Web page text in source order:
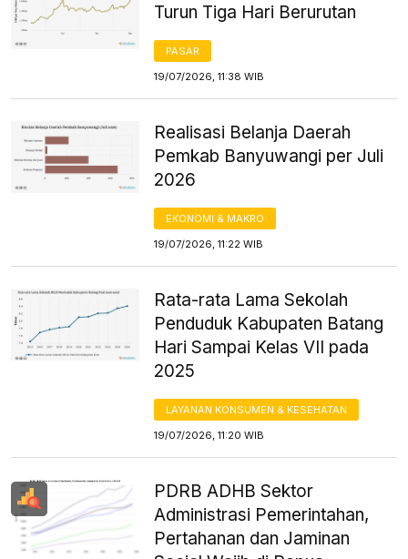
Turun Tiga Hari Berurutan
PASAR
19/07/2026, 11:38 WIB
Realisasi Belanja Daerah
Pemkab Banyuwangi per Juli
2026
EKONOMI & MAKRO
19/07/2026, 11:22 WIB
Rata-rata Lama Sekolah
Penduduk Kabupaten Batang
Hari Sampai Kelas VII pada
2025
LAYANAN KONSUMEN & KESEHATAN
19/07/2026, 11:20 WIB
PDRB ADHB Sektor
Administrasi Pemerintahan,
Pertahanan dan Jaminan